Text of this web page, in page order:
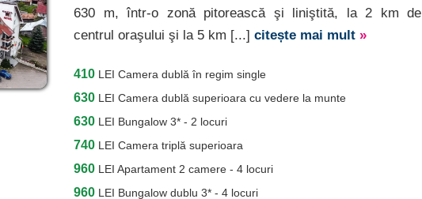
630 m, într-o zonă pitorească şi liniştită, la 2 km de
centrul oraşului şi la 5 km [...] citește mai mult »
410 LEI Camera dublă în regim single
630 LEI Camera dublă superioara cu vedere la munte
630 LEI Bungalow 3* - 2 locuri
740 LEI Camera triplă superioara
960 LEI Apartament 2 camere - 4 locuri
960 LEI Bungalow dublu 3* - 4 locuri